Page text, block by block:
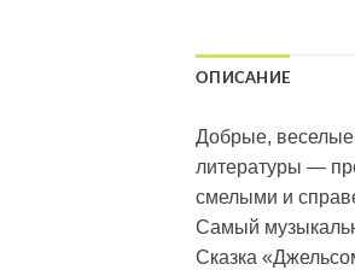
ОПИСАНИЕ
Добрые, веселые
литературы —
смелыми и
Самый
Сказка